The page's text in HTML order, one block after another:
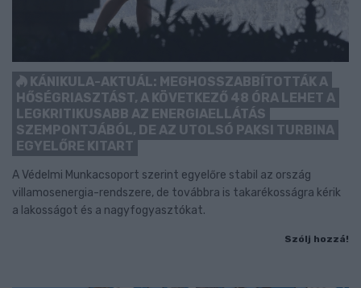
KÁNIKULA-AKTUÁL: MEGHOSSZABBÍTOTTÁK A
HŐSÉGRIASZTÁST, A KÖVETKEZŐ 48 ÓRA LEHET A
LEGKRITIKUSABB AZ ENERGIAELLÁTÁS
SZEMPONTJÁBÓL, DE AZ UTOLSÓ PAKSI TURBINA
EGYELŐRE KITART
A Védelmi Munkacsoport szerint egyelőre stabil az ország
villamosenergia-rendszere, de továbbra is takarékosságra kérik
a lakosságot és a nagyfogyasztókat.
Szólj hozzá!